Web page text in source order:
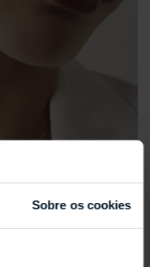
Sobre os cookies